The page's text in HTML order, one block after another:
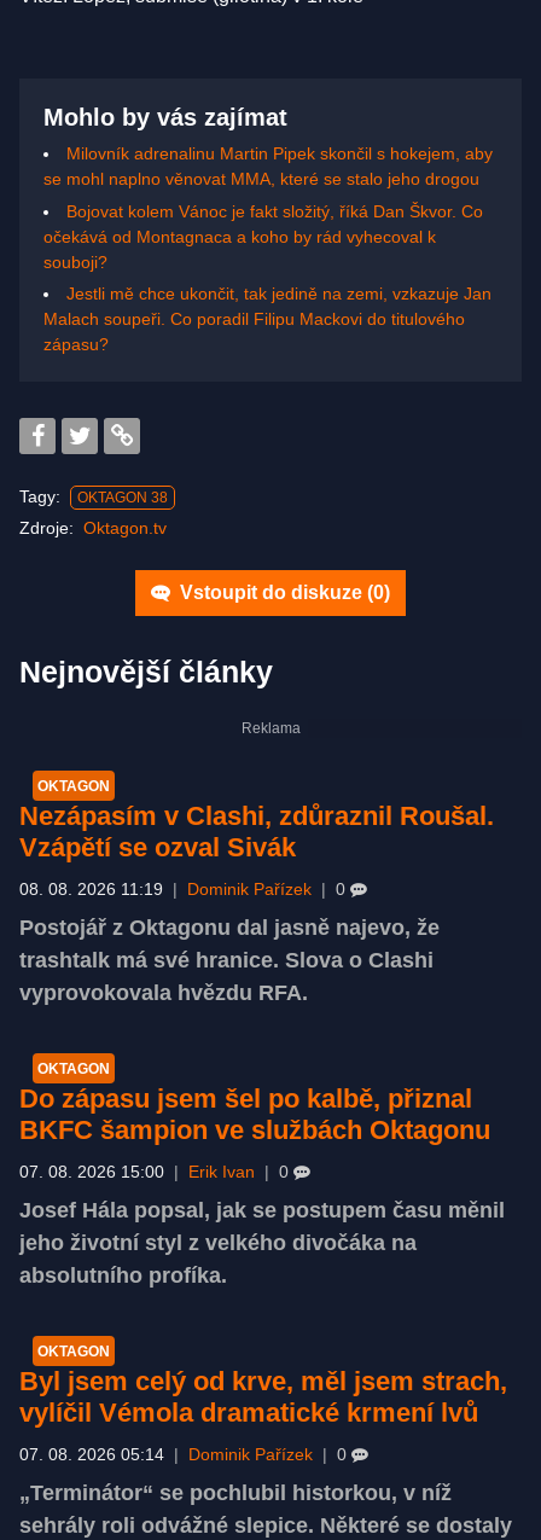
Mohlo by vás zajímat
Milovník adrenalinu Martin Pipek skončil s hokejem, aby
se mohl naplno věnovat MMA, které se stalo jeho drogou
Bojovat kolem Vánoc je fakt složitý, říká Dan Škvor. Co
očekává od Montagnaca a koho by rád vyhecoval k
souboji?
Jestli mě chce ukončit, tak jedině na zemi, vzkazuje Jan
Malach soupeři. Co poradil Filipu Mackovi do titulového
zápasu?
Tagy: OKTAGON 38
Zdroje: Oktagon.tv
Vstoupit do diskuze (0)
Nejnovější články
OKTAGON
Nezápasím v Clashi, zdůraznil Roušal.
Vzápětí se ozval Sivák
08. 08. 2026 11:19 Dominik Pařízek 0
Postojář z Oktagonu dal jasně najevo, že
trashtalk má své hranice. Slova o Clashi
vyprovokovala hvězdu RFA.
OKTAGON
Do zápasu jsem šel po kalbě, přiznal
BKFC šampion ve službách Oktagonu
07. 08. 2026 15:00 Erik Ivan 0
Josef Hála popsal, jak se postupem času měnil
jeho životní styl z velkého divočáka na
absolutního profíka.
OKTAGON
Byl jsem celý od krve, měl jsem strach,
vylíčil Vémola dramatické krmení lvů
07. 08. 2026 05:14 Dominik Pařízek 0
„Terminátor“ se pochlubil historkou, v níž
sehrály roli odvážné slepice. Některé se dostaly